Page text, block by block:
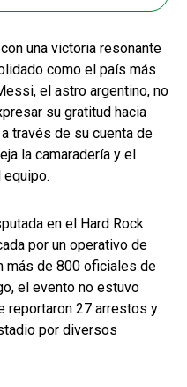
una victoria resonante
como el país más
el astro argentino, no
su gratitud hacia
través de su cuenta de
la camaradería y el
equipo.
en el Hard Rock
por un operativo de
más de 800 oficiales de
el evento no estuvo
reportaron 27 arrestos y
por diversos